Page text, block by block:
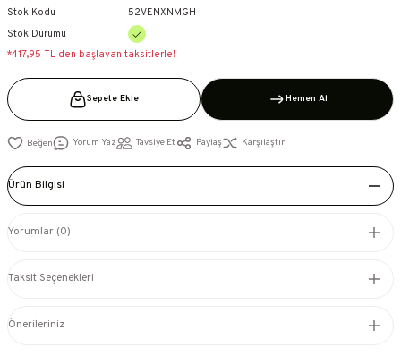
Stok Kodu
52VENXNMGH
Stok Durumu
*417,95 TL den başlayan taksitlerle!
Sepete Ekle Hemen Al
Yorum Yaz Tavsiye Et Paylaş Karşılaştır
Ürün Bilgisi
Yorumlar (0)
Taksit Seçenekleri
Önerileriniz